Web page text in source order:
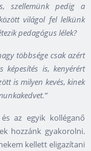
szellemünk pedig a
világol fel lelkünk
pedagógus lélek?
többsége csak azért
képesítés is, kenyérért
is milyen kevés, kinek
az egyik kolléganő
hozzánk gyakorolni.
kellett eligazítani